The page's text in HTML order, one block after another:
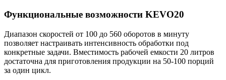
Функциональные возможности KEVO20
Диапазон скоростей от 100 до 560 оборотов в минуту
позволяет настраивать интенсивность обработки под
конкретные задачи. Вместимость рабочей емкости 20 литров
достаточна для приготовления продукции на 50-100 порций
за один цикл.